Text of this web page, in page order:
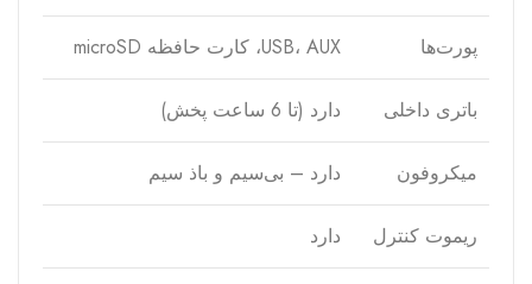
پورت‌ها USB، AUX، کارت حافظه microSD
باتری داخلی دارد (تا 6 ساعت پخش)
میکروفون دارد – بی‌سیم و باذ سیم
ریموت کنترل دارد